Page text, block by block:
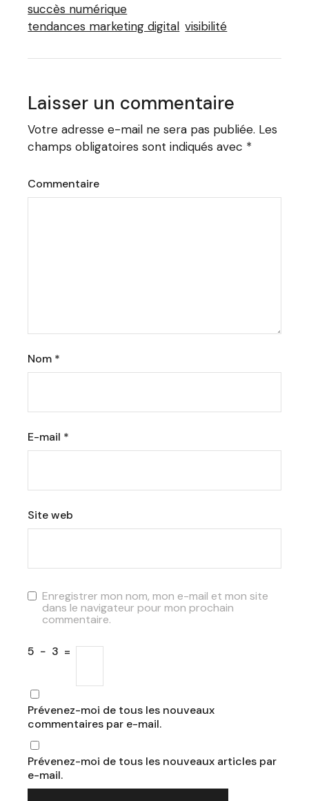
succès numérique
tendances marketing digital visibilité
Laisser un commentaire
Votre adresse e-mail ne sera pas publiée. Les
champs obligatoires sont indiqués avec *
Commentaire
Nom *
E-mail *
Site web
Enregistrer mon nom, mon e-mail et mon site
dans le navigateur pour mon prochain
commentaire.
5 − 3 =
Prévenez-moi de tous les nouveaux
commentaires par e-mail.
Prévenez-moi de tous les nouveaux articles par
e-mail.